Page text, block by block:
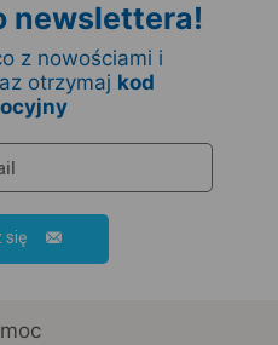
newslettera!
z nowościami i
otrzymaj kod
się